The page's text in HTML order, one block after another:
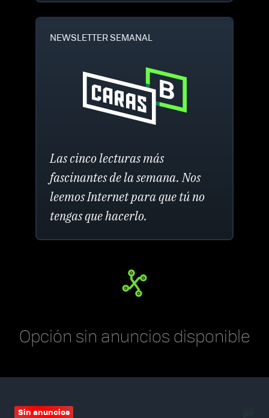
NEWSLETTER SEMANAL
Las cinco lecturas más
fascinantes de la semana. Nos
leemos Internet para que tú no
tengas que hacerlo.
Opción sin anuncios disponible
Sin anuncios